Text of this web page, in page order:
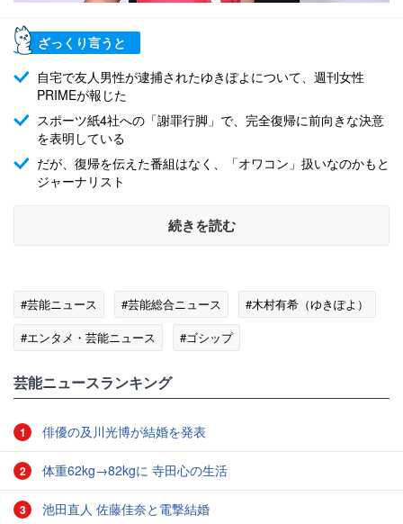
ざっくり言うと
自宅で友人男性が逮捕されたゆきぽよについて、週刊女性
PRIMEが報じた
スポーツ紙4社への「謝罪行脚」で、完全復帰に前向きな決意
を表明している
だが、復帰を伝えた番組はなく、「オワコン」扱いなのかもと
ジャーナリスト
続きを読む
#芸能ニュース #芸能総合ニュース
#木村有希（ゆきぽよ）
#エンタメ・芸能ニュース
#ゴシップ
芸能ニュースランキング
1 俳優の及川光博が結婚を発表
2 体重62kg→82kgに 寺田心の生活
3 池田直人 佐藤佳奈と電撃結婚